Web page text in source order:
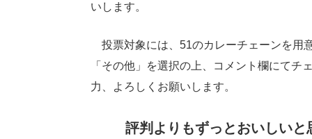
いします。
投票対象には、51のカレーチェーンを用
「その他」を選択の上、コメント欄にて
力、よろしくお願いします。
評判よりもずっとおいしいと